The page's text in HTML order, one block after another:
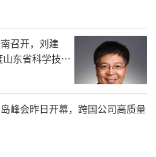
召开，刘建
东省科学技术
峰会昨日开幕，跨国公司高质量